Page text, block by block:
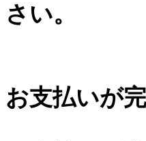
さい。
お支払いが